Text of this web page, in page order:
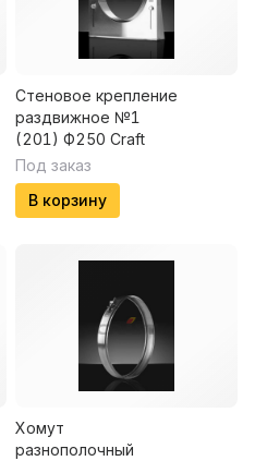
Стеновое крепление
раздвижное №1
(201) Ф250 Craft
Под заказ
В корзину
Хомут
разнополочный